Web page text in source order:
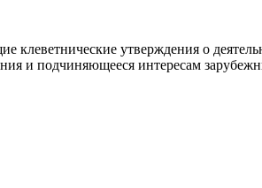
клеветнические утверждения о
и подчиняющееся интересам